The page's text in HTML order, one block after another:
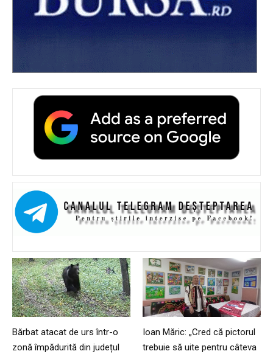
Bărbat atacat de urs într-o
zonă împădurită din județul
Ioan Măric: „Cred că pictorul
trebuie să uite pentru câteva